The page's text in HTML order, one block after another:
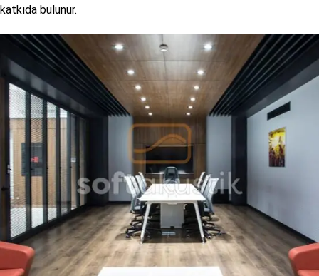
katkıda bulunur.